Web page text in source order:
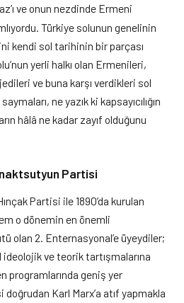
ve onun nezdinde Ermeni
Türkiye solunun genelinin
kendi sol tarihinin bir parçası
yerli halkı olan Ermenileri,
ve buna karşı verdikleri sol
ne yazık ki kapsayıcılığın
hâlâ ne kadar zayıf olduğunu
Partisi
Partisi ile 1890’da kurulan
o dönemin en önemli
olan 2. Enternasyonal’e üyeydiler;
ve teorik tartışmalarına
geniş yer
doğrudan Karl Marx’a atıf yapmakla